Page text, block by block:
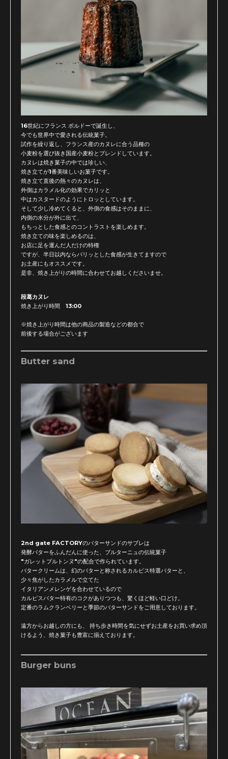
16世紀にフランス ボルドーで誕生し、
今でも世界中で愛される伝統菓子。
試作を繰り返し、フランス産のカヌレに合う品種の
小麦粉を選び抜き国産小麦粉とブレンドしています。
カヌレは焼き菓子の中では珍しい、
焼き立てが1番美味しいお菓子です。
焼き立て直後の熱々のカヌレは、
外側はカラメル化の効果でカリッと
中はカスタードのようにトロッとしています。
そして少し冷めてくると、外側の食感はそのままに、
内側の水分が外に出て、
もちっとした食感とのコントラストを楽しめます。
焼き立ての味を楽しめるのは、
お店に足を運んだ人だけの特権
ですが、半日以内ならパリッとした食感が生きてますので
お土産にもオススメです。
是非、焼き上がりの時間に合わせてお越しくださいませ。
段葛カヌレ
焼き上がり時間 13:00
※焼き上がり時間は他の商品の製造などの都合で
前後する場合がございます
Butter sand
2nd gate FACTORYのバターサンドのサブレは
発酵バターをふんだんに使った、ブルターニュの伝統菓子
"ガレットブルトンヌ"の配合で作られています。
バタークリームは、幻のバターと称されるカルピス特選バターと、
少々焦がしたカラメルで立てた
イタリアンメレンゲを合わせているので
カルピスバター特有のコクがありつつも、驚くほど軽い口どけ。
定番のラムクランベリーと季節のバターサンドをご用意しております。
遠方からお越しの方にも、 持ち歩き時間を気にせずお土産をお買い求め頂
けるよう、焼き菓子も豊富に揃えております。
Burger buns